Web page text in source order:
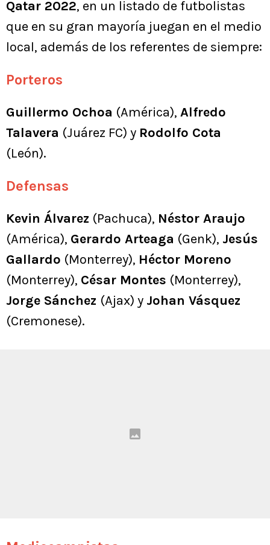
Qatar 2022, en un listado de futbolistas
que en su gran mayoría juegan en el medio
local, además de los referentes de siempre:
Porteros
Guillermo Ochoa (América), Alfredo
Talavera (Juárez FC) y Rodolfo Cota
(León).
Defensas
Kevin Álvarez (Pachuca), Néstor Araujo
(América), Gerardo Arteaga (Genk), Jesús
Gallardo (Monterrey), Héctor Moreno
(Monterrey), César Montes (Monterrey),
Jorge Sánchez (Ajax) y Johan Vásquez
(Cremonese).